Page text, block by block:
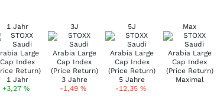
1 Jahr
+3,27%
3J
-1,49%
5J
-12,35%
Max